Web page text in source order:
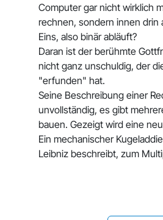
Computer gar nicht wirklich
rechnen, sondern innen drin
Eins, also binär abläuft?
Daran ist der berühmte
nicht ganz unschuldig, der
"erfunden" hat.
Seine Beschreibung einer
unvollständig, es gibt
bauen. Gezeigt wird eine
Ein mechanischer
Leibniz beschreibt, zum